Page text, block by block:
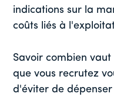
indications sur la
coûts liés à
Savoir combien
que vous recrutez
d'éviter de